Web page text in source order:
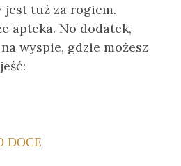
tuż za rogiem.
apteka. No dodatek,
wyspie, gdzie możesz
DOCE